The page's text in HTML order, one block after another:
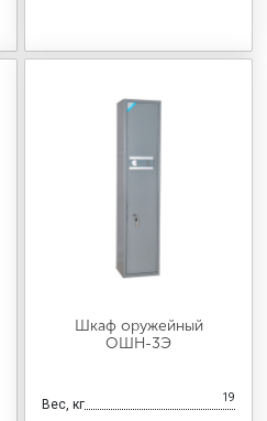
Шкаф оружейный
ОШН-3Э
Вес, кг 19